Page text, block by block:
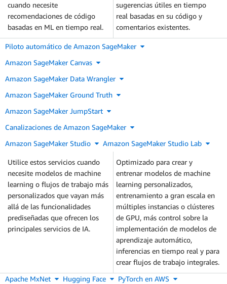
cuando necesite
recomendaciones de código
basadas en ML en tiempo real.
sugerencias útiles en tiempo
real basadas en su código y
comentarios existentes.
Piloto automático de Amazon SageMaker
Amazon SageMaker Canvas
Amazon SageMaker Data Wrangler
Amazon SageMaker Ground Truth
Amazon SageMaker JumpStart
Canalizaciones de Amazon SageMaker
Amazon SageMaker Studio
Amazon SageMaker Studio Lab
Utilice estos servicios cuando
necesite modelos de machine
learning o flujos de trabajo más
personalizados que vayan más
allá de las funcionalidades
prediseñadas que ofrecen los
principales servicios de IA.
Optimizado para crear y
entrenar modelos de machine
learning personalizados,
entrenamiento a gran escala en
múltiples instancias o clústeres
de GPU, más control sobre la
implementación de modelos de
aprendizaje automático,
inferencias en tiempo real y para
crear flujos de trabajo integrales.
Apache MxNet
Hugging Face
PyTorch en AWS